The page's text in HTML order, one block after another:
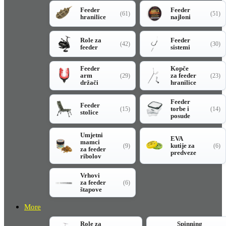
Feeder
hranilice
(61)
Feeder
najloni
(51)
Role za
feeder
(42)
Feeder
sistemi
(30)
Feeder
arm
držači
(29)
Kopče
za feeder
hranilice
(23)
Feeder
stolice
(15)
Feeder
torbe i
posude
(14)
Umjetni
mamci
za feeder
ribolov
(9)
EVA
kutije za
predveze
(6)
Vrhovi
za feeder
štapove
(6)
More
Role za
Spinning